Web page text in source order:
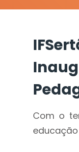
Com o